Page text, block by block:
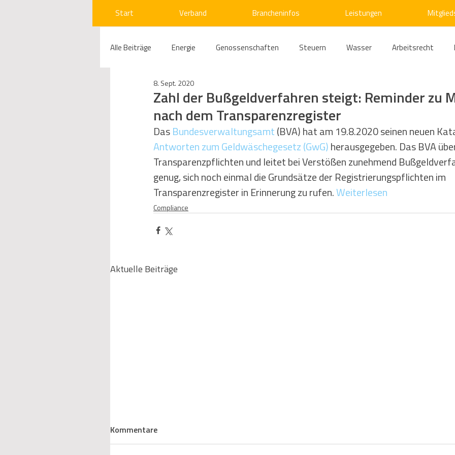
Start Verband Brancheninfos Leistungen
Alle Beiträge Energie Genossenschaften Steuern Wasser Arbeitsrecht
Compliance Gas
Beihilfenrecht Kraftwerke Kälte Verkehr Entsorgung/Abfall
Regulierung Wettbewerbs- und Kartellrecht Europarecht Wirtschafts- und
Telekommunikation
Zahl der Bußgeldverfahren steigt: Reminder zu
nach dem Transparenzregister
8. Sept. 2020
Das Bundesverwaltungsamt (BVA) hat am 19.8.2020 seinen neuen
Antworten zum Geldwäschegesetz (GwG) herausgegeben. Das BVA
Transparenzpflichten und leitet bei Verstößen zunehmend
genug, sich noch einmal die Grundsätze der Registrierungspflichten im
Transparenzregister in Erinnerung zu rufen. Weiterlesen
Compliance
Aktuelle Beiträge
IED-Novelle im Wasserrecht:
Mehr Umweltschutz, mehr
strickt: Verträge und
Kommentare